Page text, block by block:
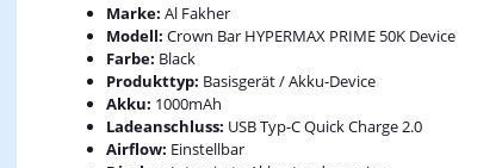
Marke: Al Fakher
Modell: Crown Bar HYPERMAX PRIME 50K Device
Farbe: Black
Produkttyp: Basisgerät / Akku-Device
Akku: 1000mAh
Ladeanschluss: USB Typ-C Quick Charge 2.0
Airflow: Einstellbar